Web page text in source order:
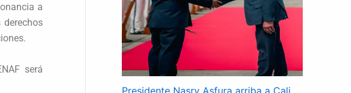
a
será
Presidente Nasry Asfura arriba a Cali